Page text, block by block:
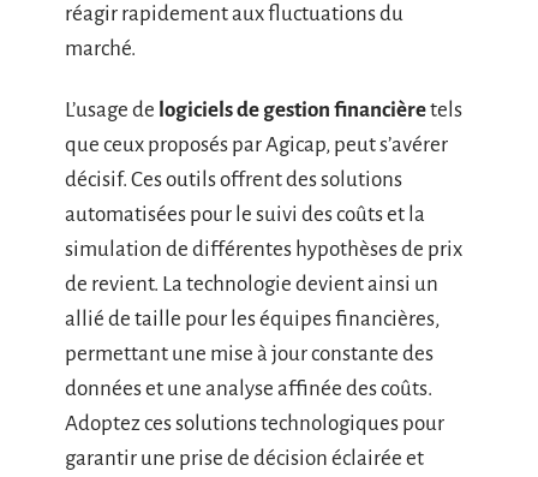
réagir rapidement aux fluctuations du
marché.
L’usage de logiciels de gestion financièretels
que ceux proposés par Agicap, peut s’avérer
décisif. Ces outils offrent des solutions
automatisées pour le suivi des coûts et la
simulation de différentes hypothèses de prix
de revient. La technologie devient ainsi un
allié de taille pour les équipes financières,
permettant une mise à jour constante des
données et une analyse affinée des coûts.
Adoptez ces solutions technologiques pour
garantir une prise de décision éclairée et